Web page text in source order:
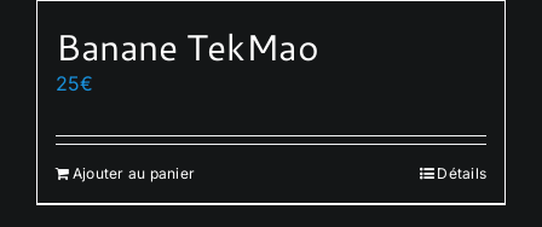
Banane TekMao
25€
Ajouter au panier Détails